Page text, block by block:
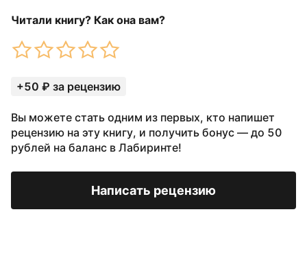
Читали книгу? Как она вам?
+50 ₽ за рецензию
Вы можете стать одним из первых, кто напишет
рецензию на эту книгу, и получить бонус — до 50
рублей на баланс в Лабиринте!
Написать рецензию